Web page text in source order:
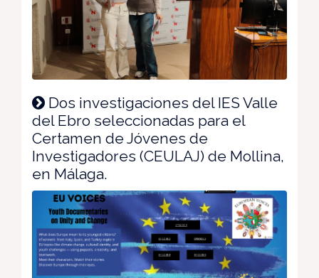
Dos investigaciones del IES Valle
del Ebro seleccionadas para el
Certamen de Jóvenes de
Investigadores (CEULAJ) de Mollina,
en Málaga.